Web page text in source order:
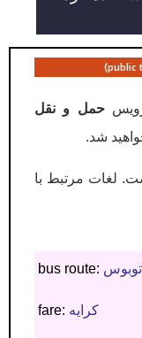
حمل و نقل
شد.
لغات مرتبط با
bus route:
fare: کرایه